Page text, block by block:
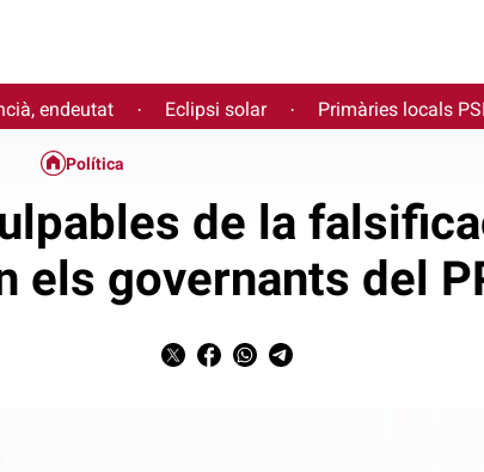
endeutat · Eclipsi solar · Primàries locals
Política
de la
els governants del